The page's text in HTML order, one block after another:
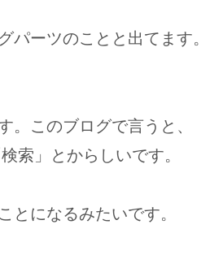
パーツのことと出てます。
。このブログで言うと、
索」とからしいです。
とになるみたいです。